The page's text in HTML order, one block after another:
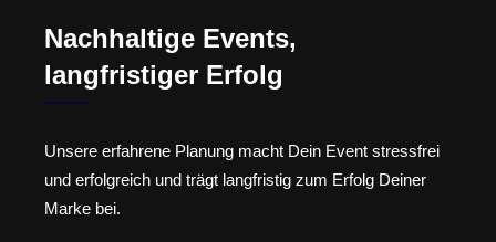
Nachhaltige Events,
langfristiger Erfolg
Unsere erfahrene Planung macht Dein Event stressfrei
und erfolgreich und trägt langfristig zum Erfolg Deiner
Marke bei.